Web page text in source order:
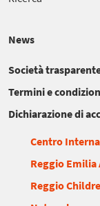
News
Società
Termini e
Dichiarazione di
Centro
Reggio Emilia
Reggio